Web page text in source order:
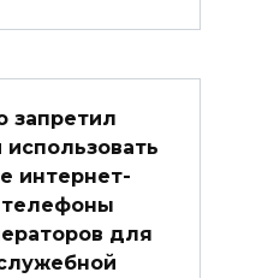
запретил
использовать
интернет-
для